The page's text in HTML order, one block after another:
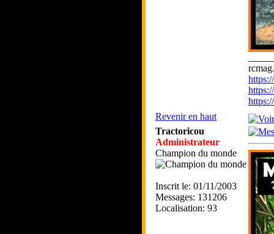
Revenir en haut
Tractoricou
Administrateur
Champion du monde
Inscrit le: 01/11/2003
Messages: 131206
Localisation: 93